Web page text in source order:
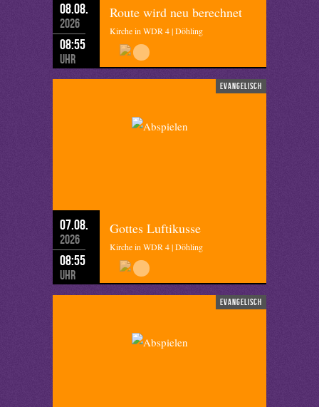
08.08.
2026
08:55
Uhr
Route wird neu berechnet
Kirche in WDR 4 | Döhling
evangelisch
07.08.
2026
08:55
Uhr
Gottes Luftikusse
Kirche in WDR 4 | Döhling
evangelisch